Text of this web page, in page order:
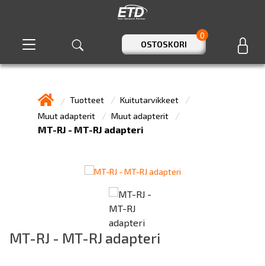
OSTOSKORI
0
Tuotteet
Kuitutarvikkeet
Muut adapterit
Muut adapterit
MT-RJ - MT-RJ adapteri
MT-RJ - MT-RJ adapteri